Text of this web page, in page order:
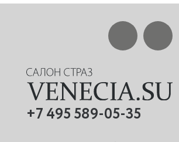
+7 495 589-05-35